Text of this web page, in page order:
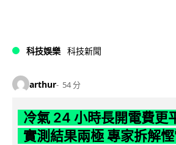
科技娛樂 科技新聞
arthur 54 分
冷氣 24 小時長開電費更
實測結果兩極 專家拆解